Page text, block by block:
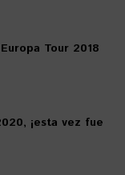
Tour 2018
¡esta vez fue